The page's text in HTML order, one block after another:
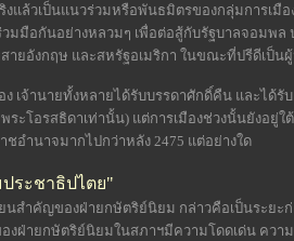
แล้วเป็นแนวร่วมหรือพันธมิตรของกลุ่มการเมื
มมือกันอย่างหลวมๆ เพื่อต่อสู้กับรัฐบาลจอมพ
ายอังกฤษ และสหรัฐอเมริกา ในขณะที่ปรีดีเป็น
เจ้านายทั้งหลายได้รับบรรดาศักดิ์คืน และได้
ระโอรสธิดาเท่านั้น) แต่การเมืองช่วงนั้นยังอ
อำนาจมากไปกว่าหลัง 2475 แต่อย่างใด
ระชาธิปไตย"
ยนสำคัญของฝ่ายกษัตริย์นิยม กล่าวคือเป็นระย
งฝ่ายกษัตริย์นิยมในสภาฯมีความโดดเด่น คว